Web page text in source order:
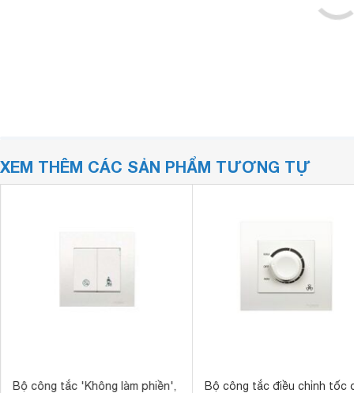
XEM THÊM CÁC SẢN PHẨM TƯƠNG TỰ
Bộ công tắc 'Không làm phiền',
Bộ công tắc điều chỉnh tốc